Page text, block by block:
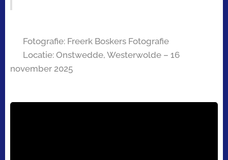
Fotografie: Freerk Boskers Fotografie
Locatie: Onstwedde, Westerwolde – 16
november 2025